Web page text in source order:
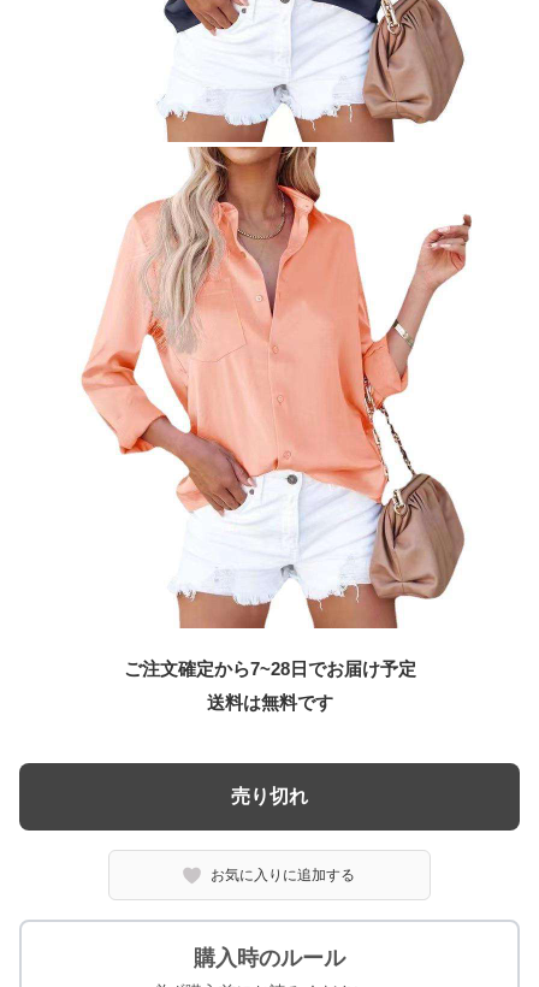
ご注文確定から7~28日でお届け予定
送料は無料です
売り切れ
お気に入りに追加する
購入時のルール